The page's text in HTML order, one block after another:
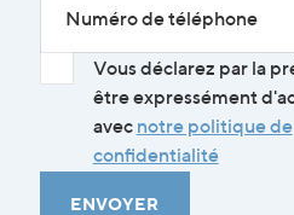
Numéro de téléphone
Vous déclarez par la
être expressément
avec notre politique de
confidentialité
ENVOYER